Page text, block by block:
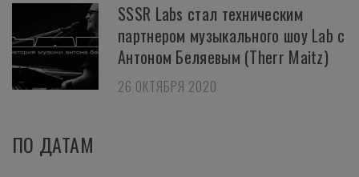
SSSR Labs стал техническим
партнером музыкального шоу Lab с
Антоном Беляевым (Therr Maitz)
26 ОКТЯБРЯ 2020
ПО ДАТАМ